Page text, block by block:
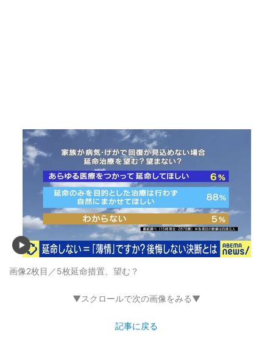
画像2枚目／5枚延命措置、望む？
▼スクロールで次の画像をみる▼
記事に戻る